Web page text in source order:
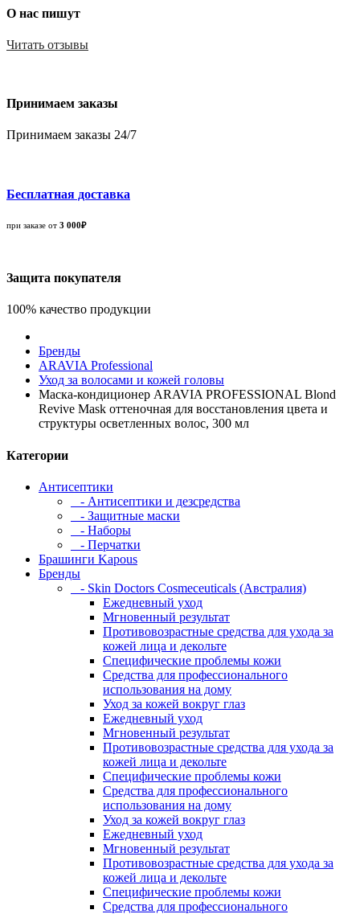
О нас пишут
Читать отзывы
Принимаем заказы
Принимаем заказы 24/7
Бесплатная доставка
при заказе от 3 000₽
Защита покупателя
100% качество продукции
Бренды
ARAVIA Professional
Уход за волосами и кожей головы
Маска-кондиционер ARAVIA PROFESSIONAL Blond
Revive Mask оттеночная для восстановления цвета и
структуры осветленных волос, 300 мл
Категории
Антисептики
- Антисептики и дезсредства
- Защитные маски
- Наборы
- Перчатки
Брашинги Kapous
Бренды
- Skin Doctors Cosmeceuticals (Австралия)
Ежедневный уход
Мгновенный результат
Противовозрастные средства для ухода за
кожей лица и декольте
Специфические проблемы кожи
Средства для профессионального
использования на дому
Уход за кожей вокруг глаз
Ежедневный уход
Мгновенный результат
Противовозрастные средства для ухода за
кожей лица и декольте
Специфические проблемы кожи
Средства для профессионального
использования на дому
Уход за кожей вокруг глаз
Ежедневный уход
Мгновенный результат
Противовозрастные средства для ухода за
кожей лица и декольте
Специфические проблемы кожи
Средства для профессионального